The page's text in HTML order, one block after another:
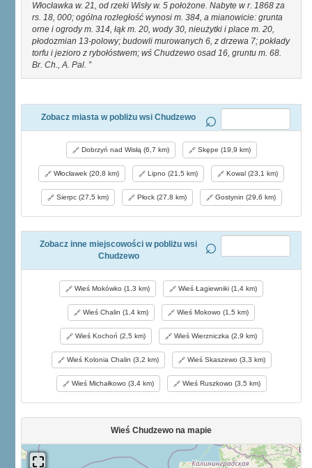
Włocławka w. 21, od rzeki Wisły w. 5 położone. Nabyte w r. 1868 za
rs. 18, 000; ogólna rozległość wynosi m. 384, a mianowicie: grunta
orne i ogrody m. 314, łąk m. 20, wody 30, nieużytki i place m. 20,
płodozmian 13-polowy; budowli murowanych 6, z drzewa 7; pokłady
torfu i jezioro z rybołóstwem; wś Chudzewo osad 16, gruntu m. 68.
Br. Ch., A. Pal.
Zobacz miasta w pobliżu wsi Chudzewo
Dobrzyń nad Wisłą (6,7 km) Skępe (19,9 km)
Włocławek (20,8 km) Lipno (21,5 km) Kowal (23,1 km)
Sierpc (27,5 km) Płock (27,8 km) Gostynin (29,6 km)
Zobacz inne miejscowości w pobliżu wsi
Chudzewo
Wieś Mokówko (1,3 km) Wieś Łagiewniki (1,4 km)
Wieś Chalin (1,4 km) Wieś Mokowo (1,5 km)
Wieś Kochoń (2,5 km) Wieś Wierzniczka (2,9 km)
Wieś Kolonia Chalin (3,2 km) Wieś Skaszewo (3,3 km)
Wieś Michałkowo (3,4 km) Wieś Ruszkowo (3,5 km)
Wieś Chudzewo na mapie